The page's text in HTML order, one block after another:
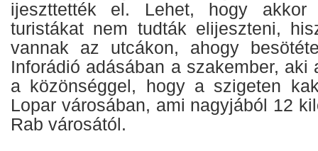
ijeszttették el. Lehet, hogy
turistákat nem tudták elijeszteni,
vannak az utcákon, ahogy
Inforádió adásában a szakember, aki
a közönséggel, hogy a szigeten
Lopar városában, ami nagyjából 12
Rab városától.